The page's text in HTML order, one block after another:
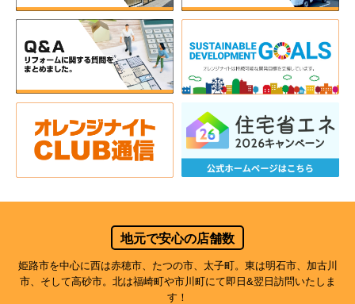
地元で安心の店舗数
姫路市を中心に西は赤穂市、たつの市、太子町。東は明石市、加古川
市、そして高砂市。北は福崎町や市川町にて即日&翌日訪問いたしま
す！